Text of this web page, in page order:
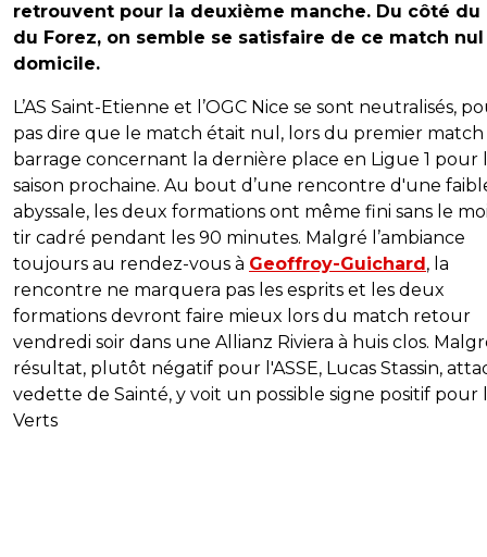
retrouvent pour la deuxième manche. Du côté du
du Forez, on semble se satisfaire de ce match nul
domicile.
L’AS Saint-Etienne et l’OGC Nice se sont neutralisés,
pas dire que le match était nul, lors du premier match
barrage concernant la dernière place en Ligue 1 pour
saison prochaine. Au bout d’une rencontre d'une
abyssale, les deux formations ont même fini sans le
tir cadré pendant les 90 minutes. Malgré l’ambiance
toujours au rendez-vous à Geoffroy-Guichard , la
rencontre ne marquera pas les esprits et les deux
formations devront faire mieux lors du match retour
vendredi soir dans une Allianz Riviera à huis clos.
résultat, plutôt négatif pour l'ASSE, Lucas Stassin,
vedette de Sainté, y voit un possible signe positif pour
Verts